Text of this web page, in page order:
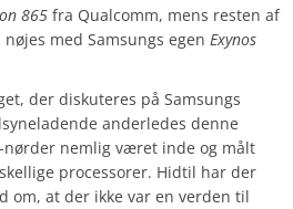
865 fra Qualcomm, mens resten af
med Samsungs egen Exynos
der diskuteres på Samsungs
anderledes denne
nemlig været inde og målt
processorer. Hidtil har der
om, at der ikke var en verden til